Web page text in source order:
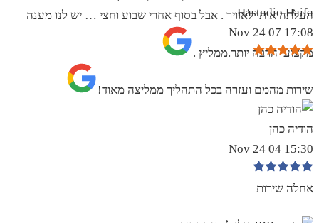
העלתה אותו לאוויר . אבל בסוף אחרי שבוע וחצי … יש לנו מענה
מקצועי הרבה יותר.ממליץ .
Hastudio Haifa
17:08 07 Nov 24
שירות מהמם ועזרה בכל התהליך ממליצה מאוד!
הודיה כהן
15:30 04 Nov 24
אחלה שירות